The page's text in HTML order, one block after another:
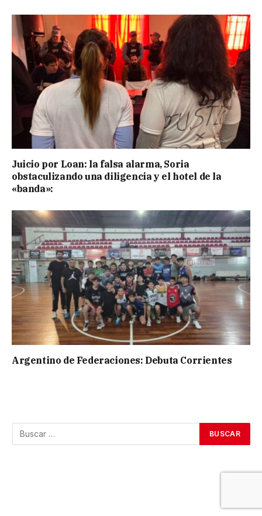
Juicio por Loan: la falsa alarma, Soria
obstaculizando una diligencia y el hotel de la
«banda»:
Argentino de Federaciones: Debuta Corrientes